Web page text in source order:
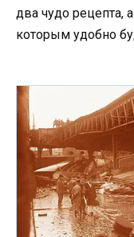
два чудо рецепта,
которым удобно